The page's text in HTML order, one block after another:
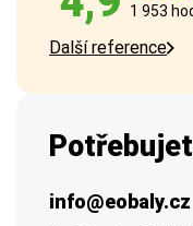
1 953
Další reference
info@eobaly.cz